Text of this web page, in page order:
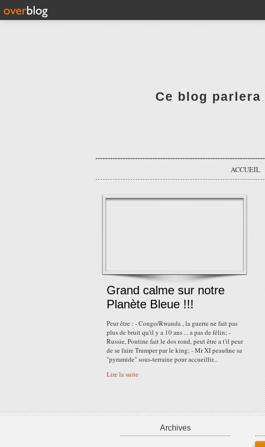
Ce blog
ACCUEIL
Grand calme sur notre
Planète Bleue !!!
Peur être : - Congo/Rwanda , la guerre ne fait pas
plus de bruit qu'il y a 10 ans ... a pas de félin; -
Russie, Poutine fait le dos rond, peut être a t'il peur
de se faire Trumper par le king; - Mr XI peaufine sa
"pyramide" sous-terraine pour accueillir...
Lire la suite
Archives